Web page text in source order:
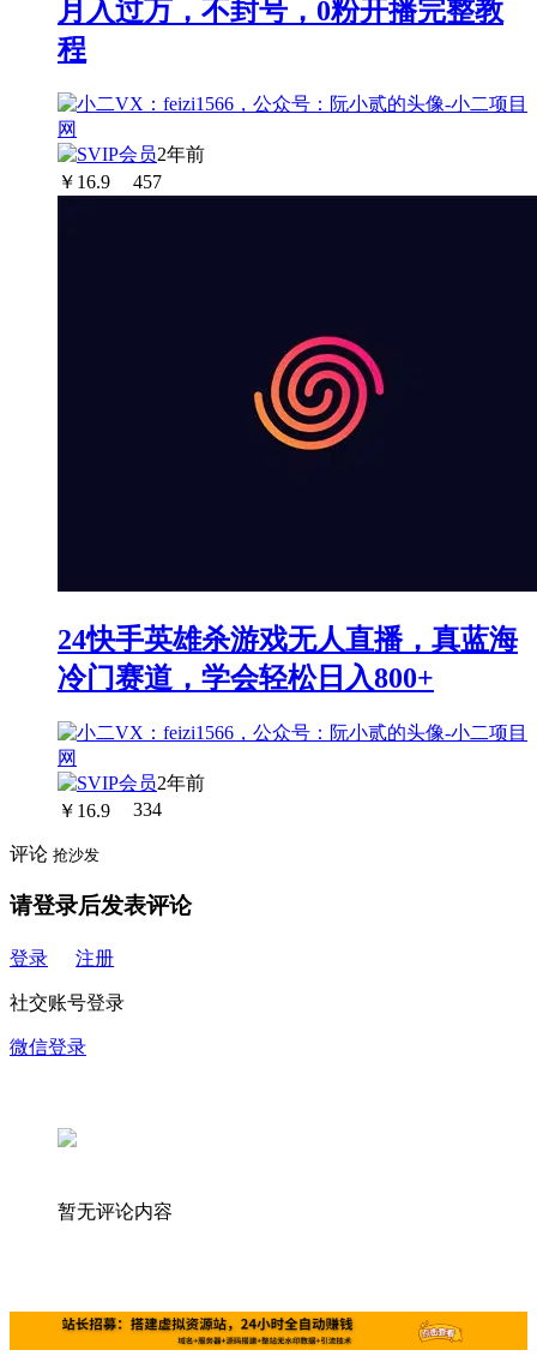
月入过万，不封号，0粉开播完整教
程
2年前
￥ 16.9 457
24快手英雄杀游戏无人直播，真蓝海
冷门赛道，学会轻松日入800+
2年前
￥ 16.9 334
评论 抢沙发
请登录后发表评论
登录 注册
社交账号登录
微信登录
暂无评论内容